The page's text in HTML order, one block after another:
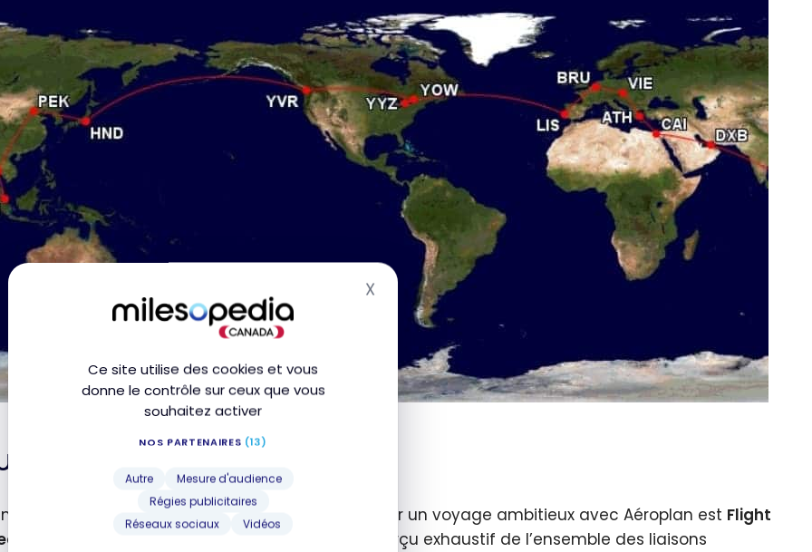
Ce site utilise des cookies et vous
donne le contrôle sur ceux que vous
souhaitez activer
NOS PARTENAIRES (13)
Autre
Mesure d'audience
Régies publicitaires
Réseaux sociaux
Vidéos
XMasquer le bandeau des cookies
Flight Connections
outil incontournable à connaître pour planifier un voyage ambitieux avec Aéroplan est Flight
. Cette plateforme interactive offre un aperçu exhaustif de l’ensemble des liaisons